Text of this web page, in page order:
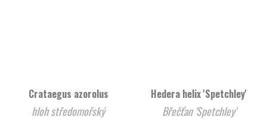
Crataegus azorolus
hloh středomořský
Hedera helix 'Spetchley'
Břečťan 'Spetchley'